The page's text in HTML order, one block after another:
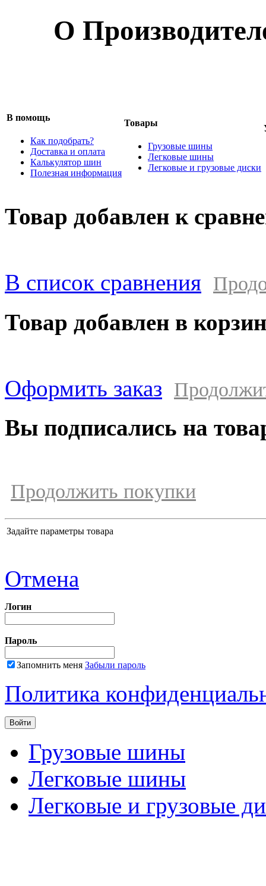
О
В помощь
Как подобрать?
Доставка и оплата
Калькулятор шин
Полезная информация
Товары
Грузовые шины
Легковые шины
Легковые и грузовые диски
Товар добавлен к
В список сравнения
Товар добавлен в
Оформить заказ
Вы подписались на
Продолжить покупки
Задайте параметры товара
Отмена
Логин
Пароль
Запомнить меня Забыли пароль
Политика
Грузовые шины
Легковые шины
Легковые и грузовые